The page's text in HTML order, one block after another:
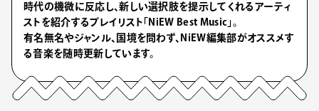
時代の機微に反応し、新しい選択肢を提示してくれるアーティ
ストを紹介するプレイリスト「NiEW Best Music」。
有名無名やジャンル、国境を問わず、NiEW編集部がオススメす
る音楽を随時更新しています。